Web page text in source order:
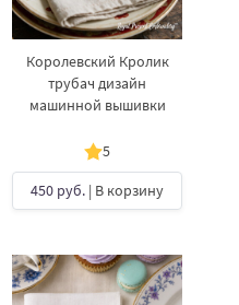
Королевский Кролик
трубач дизайн
машинной вышивки
5
450 руб. | В корзину